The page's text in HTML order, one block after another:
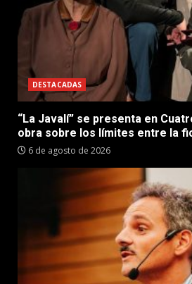
DESTACADAS
“La Javalí” se presenta en
obra sobre los límites entre la
6 de agosto de 2026